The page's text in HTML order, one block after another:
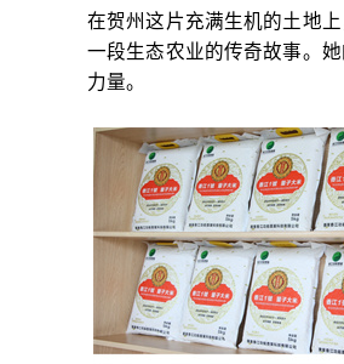
在贺州这片充满生机的土地
一段生态农业的传奇故事。
力量。